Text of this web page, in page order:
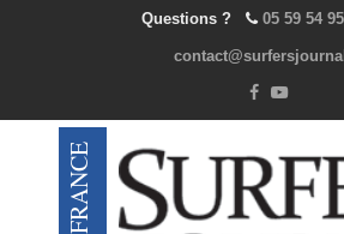
Questions ? 05 59 54